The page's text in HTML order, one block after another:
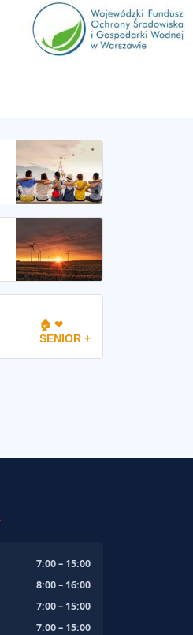
🏠 ❤
SENIOR +
7:00 – 15:00
8:00 – 16:00
7:00 – 15:00
7:00 – 15:00